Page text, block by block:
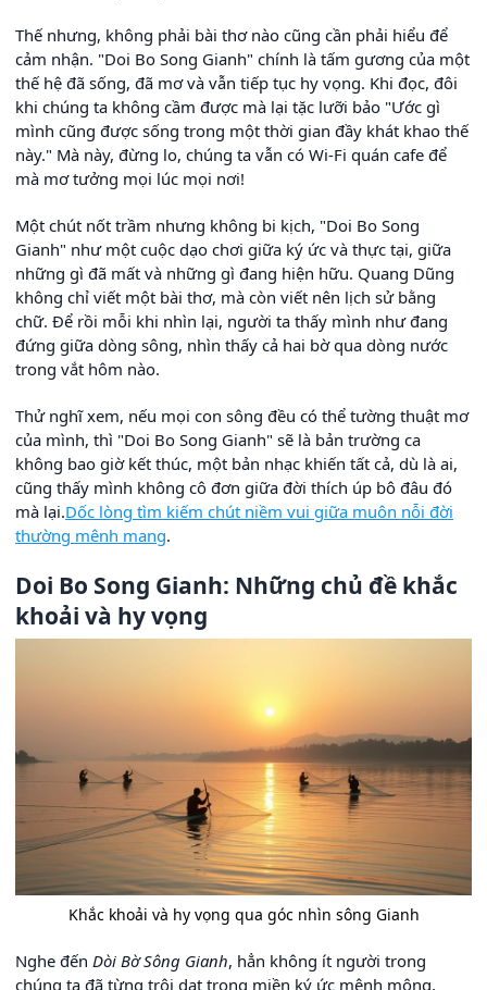
Thế nhưng, không phải bài thơ nào cũng cần phải hiểu để
cảm nhận. "Doi Bo Song Gianh" chính là tấm gương của một
thế hệ đã sống, đã mơ và vẫn tiếp tục hy vọng. Khi đọc, đôi
khi chúng ta không cầm được mà lại tặc lưỡi bảo "Ước gì
mình cũng được sống trong một thời gian đầy khát khao thế
này." Mà này, đừng lo, chúng ta vẫn có Wi-Fi quán cafe để
mà mơ tưởng mọi lúc mọi nơi!
Một chút nốt trầm nhưng không bi kịch, "Doi Bo Song
Gianh" như một cuộc dạo chơi giữa ký ức và thực tại, giữa
những gì đã mất và những gì đang hiện hữu. Quang Dũng
không chỉ viết một bài thơ, mà còn viết nên lịch sử bằng
chữ. Để rồi mỗi khi nhìn lại, người ta thấy mình như đang
đứng giữa dòng sông, nhìn thấy cả hai bờ qua dòng nước
trong vắt hôm nào.
Thử nghĩ xem, nếu mọi con sông đều có thể tường thuật mơ
của mình, thì "Doi Bo Song Gianh" sẽ là bản trường ca
không bao giờ kết thúc, một bản nhạc khiến tất cả, dù là ai,
cũng thấy mình không cô đơn giữa đời thích úp bô đâu đó
mà lại.Dốc lòng tìm kiếm chút niềm vui giữa muôn nỗi đời
thường mênh mang.
Doi Bo Song Gianh: Những chủ đề khắc
khoải và hy vọng
Khắc khoải và hy vọng qua góc nhìn sông Gianh
Nghe đến Dòi Bờ Sông Gianh, hẳn không ít người trong
chúng ta đã từng trôi dạt trong miền ký ức mênh mông,